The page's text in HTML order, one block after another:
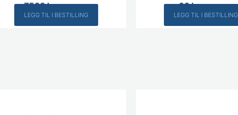
7500kr Inkl. MVA
LEGG TIL I BESTILLING
60kr Inkl. MVA
LEGG TIL I BESTILLING